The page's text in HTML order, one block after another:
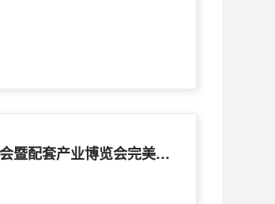
中国（佛山）顶墙·整家定制供应链大会暨配套产业博览会完美谢幕！